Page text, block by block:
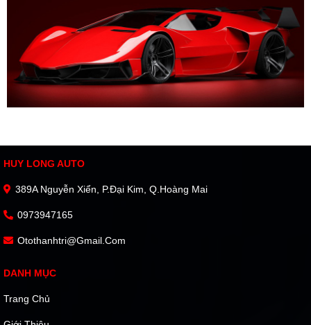
HUY LONG AUTO
389A Nguyễn Xiển, P.Đại Kim, Q.Hoàng Mai
0973947165
Otothanhtri@gmail.com
DANH MỤC
Trang Chủ